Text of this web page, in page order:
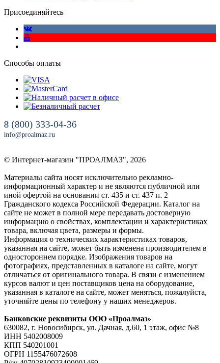
Присоединяйтесь
Способы оплаты
8 (800) 333-04-36
info@proalmaz.ru
© Интернет-магазин "ПРОАЛМАЗ", 2026
Материалы сайта носят исключительно рекламно-
информационный характер и не являются публичной или
иной офертой на основании ст. 435 и ст. 437 п. 2
Гражданского кодекса Российской Федерации. Каталог на
сайте не может в полной мере передавать достоверную
информацию о свойствах, комплектации и характеристиках
товара, включая цвета, размеры и формы.
Информация о технических характеристиках товаров,
указанная на сайте, может быть изменена производителем в
одностороннем порядке. Изображения товаров на
фотографиях, представленных в каталоге на сайте, могут
отличаться от оригинального товара. В связи с изменением
курсов валют и цен поставщиков цена на оборудование,
указанная в каталоге на сайте, может меняться, пожалуйста,
уточняйте цены по телефону у наших менеджеров.
Банковские реквизиты ООО «Проалмаз»
630082, г. Новосибирск, ул. Дачная, д.60, 1 этаж, офис №8
ИНН 5402008009
КПП 540201001
ОГРН 1155476072608